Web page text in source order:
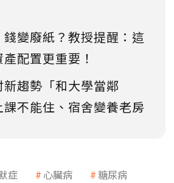
變廢紙？教授提醒：這
配置更重要！
趨勢「和大學當鄰
不能住、宿舍變養老房
症 心臟病 糖尿病